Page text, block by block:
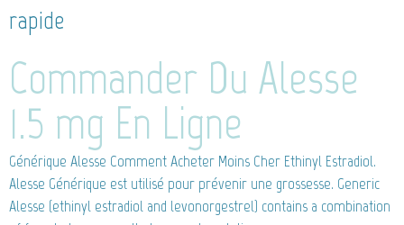
rapide
Commander Du Alesse
1.5 mg En Ligne
Générique Alesse Comment Acheter Moins Cher Ethinyl Estradiol.
Alesse Générique est utilisé pour prévenir une grossesse. Generic
Alesse (ethinyl estradiol and levonorgestrel) contains a combination